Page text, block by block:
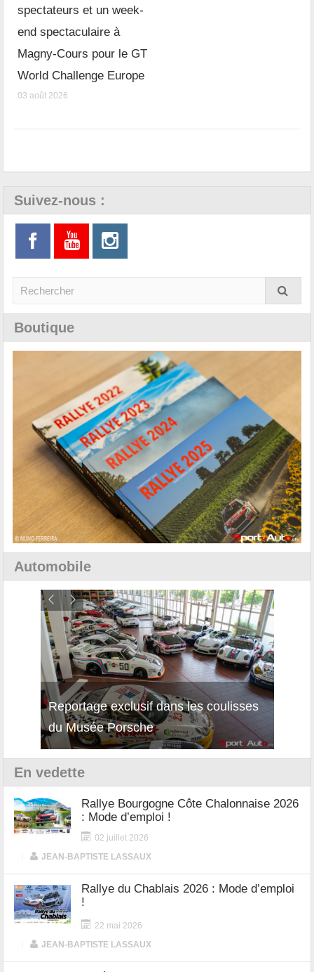
spectateurs et un week-
end spectaculaire à
Magny-Cours pour le GT
World Challenge Europe
03 août 2026
Suivez-nous :
Boutique
Automobile
Reportage exclusif dans les coulisses
du Musée Porsche
Découverte de la nouvelle Ferrari
12Cilindri Manuale
En vedette
Rallye Bourgogne Côte Chalonnaise 2026
: Mode d’emploi !
02 juillet 2026
JEAN-BAPTISTE LASSAUX
Rallye du Chablais 2026 : Mode d’emploi
!
22 mai 2026
JEAN-BAPTISTE LASSAUX